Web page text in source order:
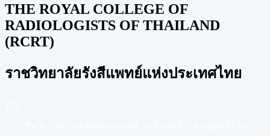
THE ROYAL COLLEGE OF
RADIOLOGISTS OF THAILAND
(RCRT)
ราชวิทยาลัยรังสีแพทย์แห่งประเทศไทย